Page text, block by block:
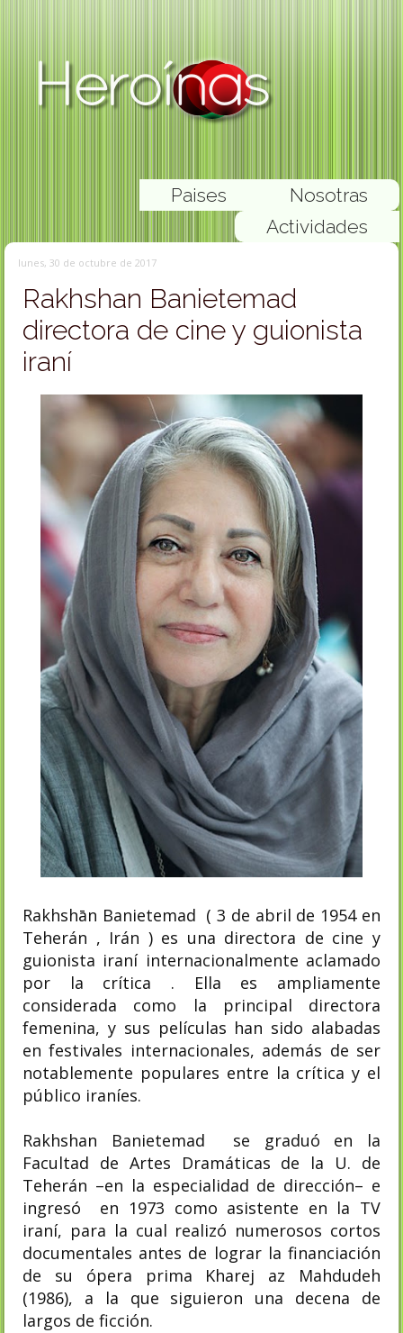
Nosotras
Paises
Actividades
lunes, 30 de octubre de 2017
Rakhshan Banietemad
directora de cine y guionista
iraní
Rakhshān Banietemad ( 3 de abril de 1954 en
Teherán , Irán ) es una directora de cine y
guionista iraní internacionalmente aclamado
por la crítica . Ella es ampliamente
considerada como la principal directora
femenina, y sus películas han sido alabadas
en festivales internacionales, además de ser
notablemente populares entre la crítica y el
público iraníes.
Rakhshan Banietemad se graduó en la
Facultad de Artes Dramáticas de la U. de
Teherán –en la especialidad de dirección– e
ingresó en 1973 como asistente en la TV
iraní, para la cual realizó numerosos cortos
documentales antes de lograr la financiación
de su ópera prima Kharej az Mahdudeh
(1986), a la que siguieron una decena de
largos de ficción.